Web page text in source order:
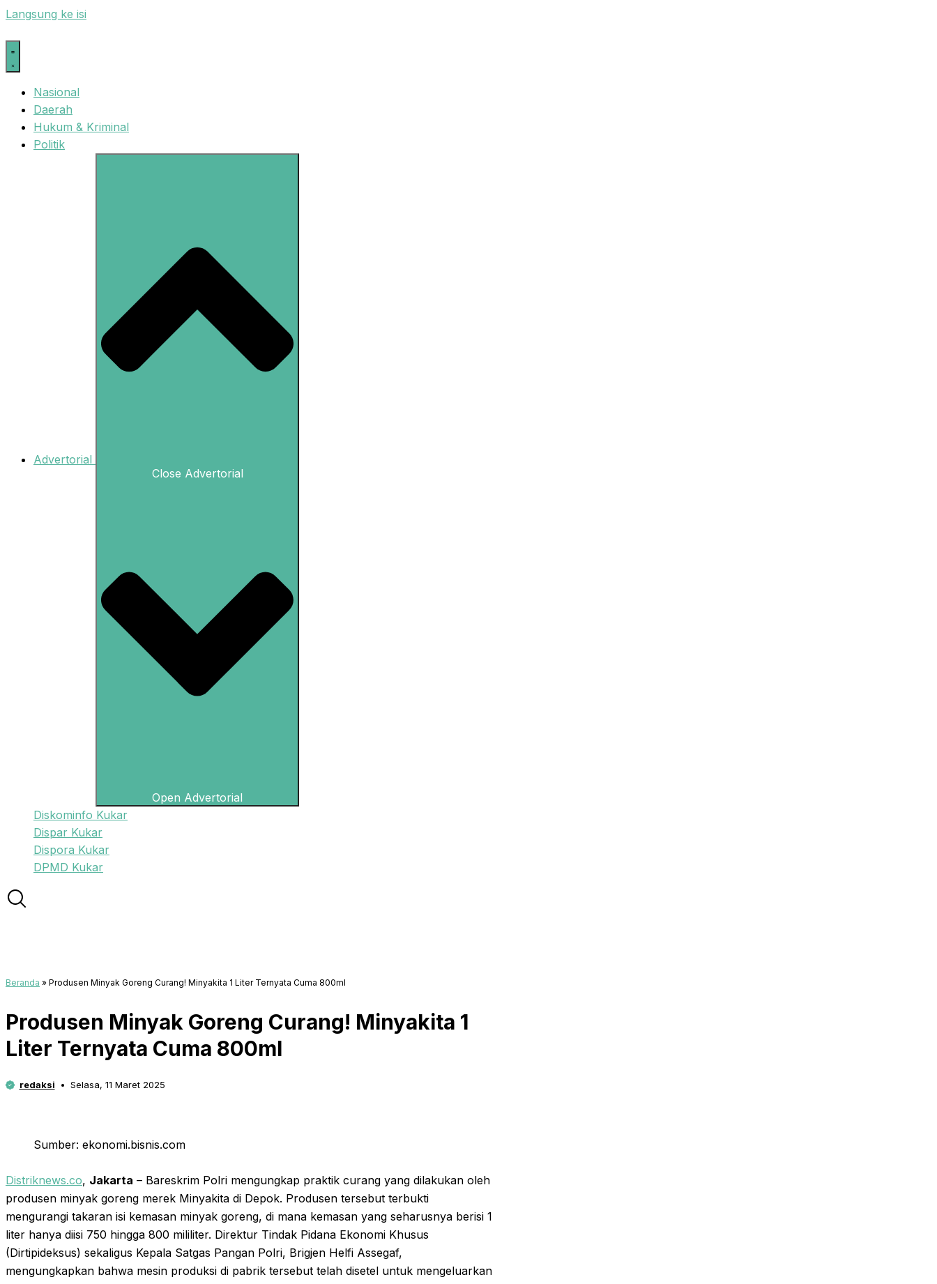
Langsung ke isi
Nasional
Daerah
Hukum & Kriminal
Politik
Advertorial
Close Advertorial
Open Advertorial
Diskominfo Kukar
Dispar Kukar
Dispora Kukar
DPMD Kukar
Beranda » Produsen Minyak Goreng Curang! Minyakita 1 Liter Ternyata Cuma 800ml
Produsen Minyak Goreng Curang! Minyakita 1
Liter Ternyata Cuma 800ml
redaksi Selasa, 11 Maret 2025
Sumber: ekonomi.bisnis.com
Distriknews.co, Jakarta – Bareskrim Polri mengungkap praktik curang yang dilakukan oleh
produsen minyak goreng merek Minyakita di Depok. Produsen tersebut terbukti
mengurangi takaran isi kemasan minyak goreng, di mana kemasan yang seharusnya berisi 1
liter hanya diisi 750 hingga 800 mililiter. Direktur Tindak Pidana Ekonomi Khusus
(Dirtipideksus) sekaligus Kepala Satgas Pangan Polri, Brigjen Helfi Assegaf,
mengungkapkan bahwa mesin produksi di pabrik tersebut telah disetel untuk mengeluarkan